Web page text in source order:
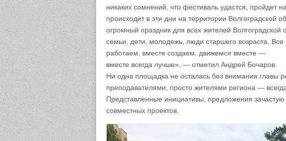
никаких сомнений, что фестиваль удастся, пройдет
происходит в эти дни на территории Волгоградской
огромный праздник для всех жителей Волгоградской
семьи, дети, молодежь, люди старшего возраста.
работаем, вместе создаем, движемся вместе —
вместе всегда лучше», — отметил Андрей Бочаров.
Ни одна площадка не осталась без внимания главы
преподавателями, просто жителями региона —
Представленные инициативы, предложения
совместных проектов.